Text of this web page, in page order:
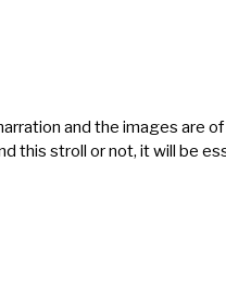
and the images are
this stroll or not, it will be